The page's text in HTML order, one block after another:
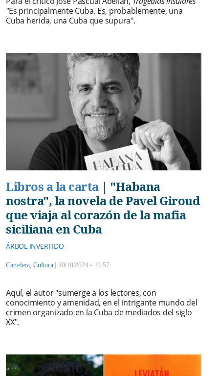
"Es principalmente Cuba. Es, probablemente, una
Cuba herida, una Cuba que supura".
Libros a la carta| "Habana
nostra", la novela de Pavel Giroud
que viaja al corazón de la mafia
siciliana en Cuba
ÁRBOL INVERTIDO
Cartelera,Cultura | 30/10/2024 - 19:57
Aquí, el autor "sumerge a los lectores, con
conocimiento y amenidad, en el intrigante mundo del
crimen organizado en la Cuba de mediados del siglo
XX".